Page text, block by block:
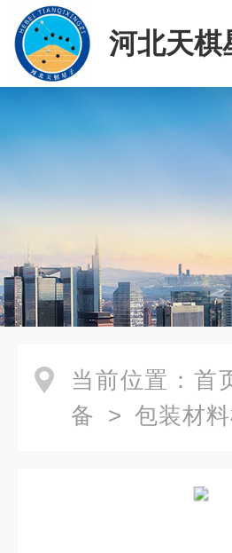
河北天棋
司
当前位置： 首
备 > 包装材